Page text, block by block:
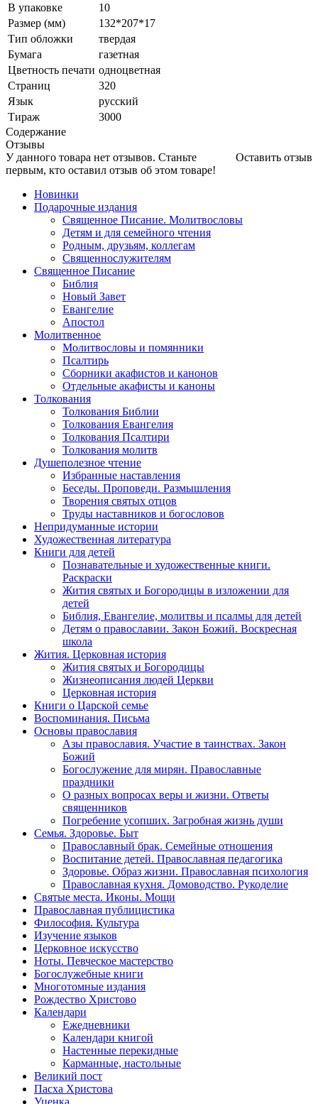
В упаковке
10
Размер (мм)
132*207*17
Тип обложки
твердая
Бумага
газетная
Цветность печати одноцветная
Страниц
320
Язык
русский
Тираж
3000
Содержание
Отзывы
Оставить отзыв
У данного товара нет отзывов. Станьте
первым, кто оставил отзыв об этом товаре!
Новинки
Подарочные издания
Священное Писание. Молитвословы
Детям и для семейного чтения
Родным, друзьям, коллегам
Священнослужителям
Священное Писание
Библия
Новый Завет
Евангелие
Апостол
Молитвенное
Молитвословы и помянники
Псалтирь
Сборники акафистов и канонов
Отдельные акафисты и каноны
Толкования
Толкования Библии
Толкования Евангелия
Толкования Псалтири
Толкования молитв
Душеполезное чтение
Избранные наставления
Беседы. Проповеди. Размышления
Творения святых отцов
Труды наставников и богословов
Непридуманные истории
Художественная литература
Книги для детей
Познавательные и художественные книги.
Раскраски
Жития святых и Богородицы в изложении для
детей
Библия, Евангелие, молитвы и псалмы для детей
Детям о православии. Закон Божий. Воскресная
школа
Жития. Церковная история
Жития святых и Богородицы
Жизнеописания людей Церкви
Церковная история
Книги о Царской семье
Воспоминания. Письма
Основы православия
Азы православия. Участие в таинствах. Закон
Божий
Богослужение для мирян. Православные
праздники
О разных вопросах веры и жизни. Ответы
священников
Погребение усопших. Загробная жизнь души
Семья. Здоровье. Быт
Православный брак. Семейные отношения
Воспитание детей. Православная педагогика
Здоровье. Образ жизни. Православная психология
Православная кухня. Домоводство. Рукоделие
Святые места. Иконы. Мощи
Православная публицистика
Философия. Культура
Изучение языков
Церковное искусство
Ноты. Певческое мастерство
Богослужебные книги
Многотомные издания
Рождество Христово
Календари
Ежедневники
Календари книгой
Настенные перекидные
Карманные, настольные
Великий пост
Пасха Христова
Уценка